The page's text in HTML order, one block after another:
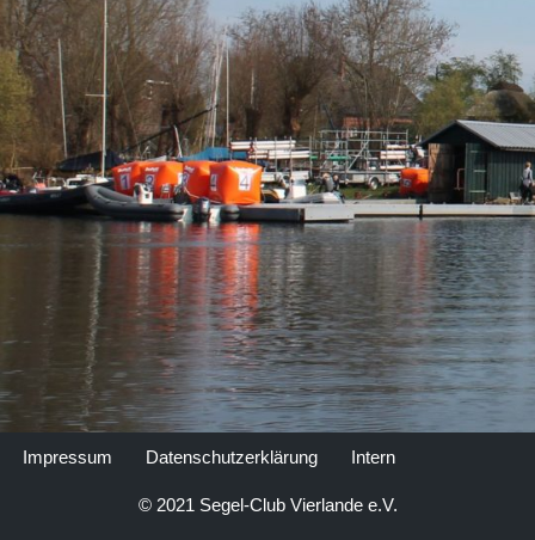
Impressum Datenschutzerklärung Intern
© 2021 Segel-Club Vierlande e.V.